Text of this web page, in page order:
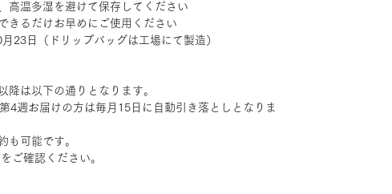
温多湿を避けて保存してください
るだけお早めにご使用ください
（ドリップバッグは工場にて製造）
降は以下の通りとなります。
4週お届けの方は毎月15日に自動引き落としとなりま
も可能です。
ご確認ください。